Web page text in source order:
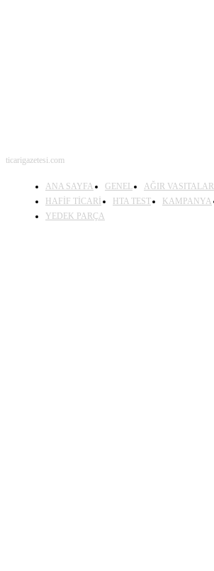
ticarigazetesi.com
ANA SAYFA GENEL AĞIR VASITALAR
HAFİF TİCARİ
HTA TEST KAMPANYA
YEDEK PARÇA